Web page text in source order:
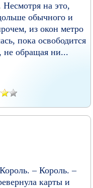
Несмотря на это,
обычного и
из окон метро
пока освободится
не обращая ни...
– Король. –
карты и